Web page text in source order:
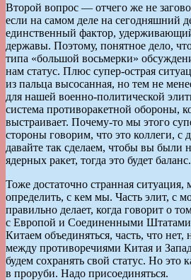
Второй вопрос — отчего же не
если на самом деле на сегодняшний
единственный фактор,
державы. Поэтому, понятное дело,
типа «большой восьмерки»
нам статус. Плюс супер-острая
из пальца высосанная, но тем не
для нашей военно-политической
система противоракетной обороны,
выстраивает. Почему-то мы этого
стороны говорим, что это коллеги, с
давайте так сделаем, чтобы вы
ядерных ракет, тогда это будет баланс.
Тоже достаточно странная
определить, с кем мы. Часть элит, с
правильно делает, когда говорит о
с Европой и Соединенными Штатами,
Китаем объединяться, часть, что нет,
между противоречиями Китая и
будем сохранять свой статус. Но это
в проруби. Надо присоединяться.